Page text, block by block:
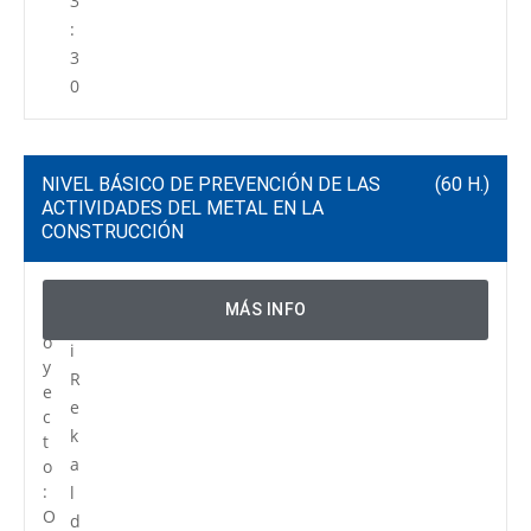
:
3
0
NIVEL BÁSICO DE PREVENCIÓN DE LAS
ACTIVIDADES DEL METAL EN LA
CONSTRUCCIÓN
(60 H.)
o
y
e
c
t
o
:
O
i
R
e
k
a
l
d
MÁS INFO